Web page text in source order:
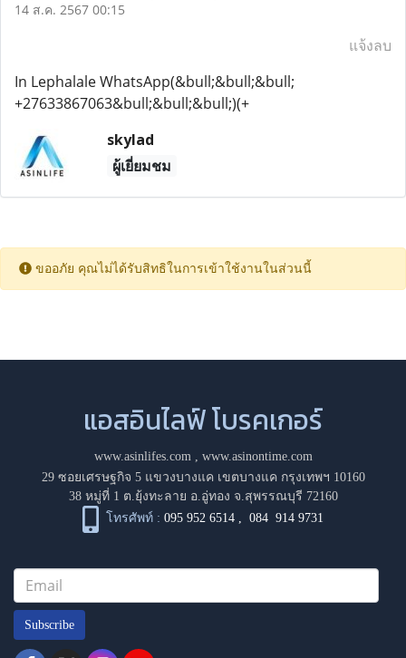
14 ส.ค. 2567 00:15
แจ้งลบ
In Lephalale WhatsApp(&bull;&bull;&bull;
+27633867063&bull;&bull;&bull;)(+
skylad
ผู้เยี่ยมชม
ขออภัย คุณไม่ได้รับสิทธิในการเข้าใช้งานในส่วนนี้
แอสอินไลฟ์ โบรคเกอร์
www.asinlifes.com, www.asinontime.com
29 ซอยเศรษฐกิจ 5 แขวงบางแค เขตบางแค กรุงเทพฯ 10160
38 หมู่ที่ 1 ต.ยุ้งทะลาย อ.อู่ทอง จ.สุพรรณบุรี 72160
โทรศัพท์ : 095 952 6514 ,084 914 9731
Subscribe